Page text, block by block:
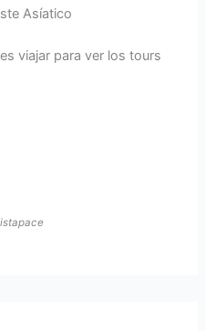
Asíatico
viajar para ver los tours